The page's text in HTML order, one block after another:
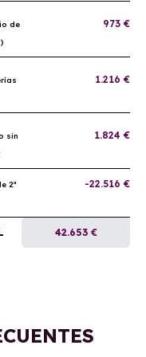
de
973 €
1.216 €
sin
1.824 €
2ª
-22.516 €
42.653 €